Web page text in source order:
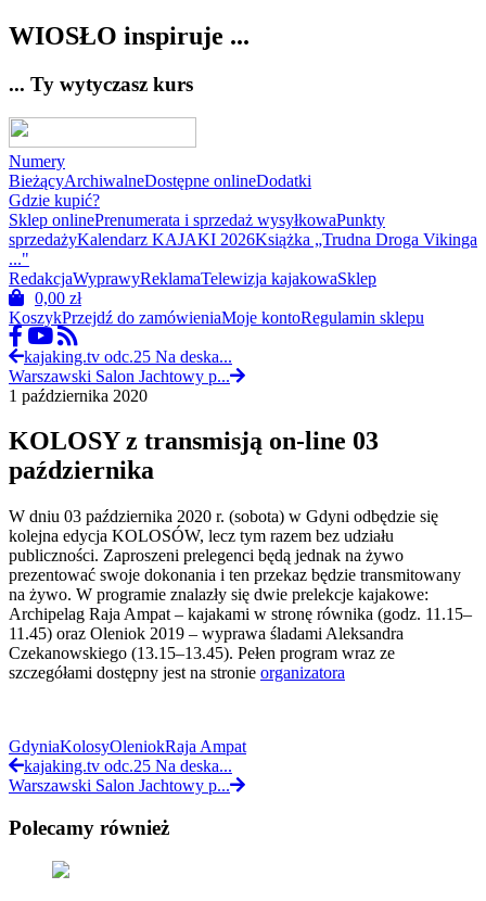
WIOSŁO inspiruje ...
... Ty wytyczasz kurs
Numery
BieżącyArchiwalneDostępne onlineDodatki
Gdzie kupić?
Sklep onlinePrenumerata i sprzedaż wysyłkowaPunkty
sprzedażyKalendarz KAJAKI 2026Książka „Trudna Droga Vikinga
..."
RedakcjaWyprawyReklamaTelewizja kajakowaSklep
0,00 zł
KoszykPrzejdź do zamówieniaMoje kontoRegulamin sklepu
kajaking.tv odc.25 Na deska...
Warszawski Salon Jachtowy p...
1 października 2020
KOLOSY z transmisją on-line 03
października
W dniu 03 października 2020 r. (sobota) w Gdyni odbędzie się
kolejna edycja KOLOSÓW, lecz tym razem bez udziału
publiczności. Zaproszeni prelegenci będą jednak na żywo
prezentować swoje dokonania i ten przekaz będzie transmitowany
na żywo. W programie znalazły się dwie prelekcje kajakowe:
Archipelag Raja Ampat – kajakami w stronę równika (godz. 11.15–
11.45) oraz Oleniok 2019 – wyprawa śladami Aleksandra
Czekanowskiego (13.15–13.45). Pełen program wraz ze
szczegółami dostępny jest na stronie organizatora
GdyniaKolosyOleniokRaja Ampat
kajaking.tv odc.25 Na deska...
Warszawski Salon Jachtowy p...
Polecamy również